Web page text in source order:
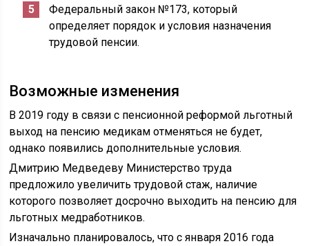
Федеральный закон №173, который
определяет порядок и условия назначения
трудовой пенсии.
Возможные изменения
В 2019 году в связи с пенсионной реформой льготный
выход на пенсию медикам отменяться не будет,
однако появились дополнительные условия.
Дмитрию Медведеву Министерство труда
предложило увеличить трудовой стаж, наличие
которого позволяет досрочно выходить на пенсию для
льготных медработников.
Изначально планировалось, что с января 2016 года